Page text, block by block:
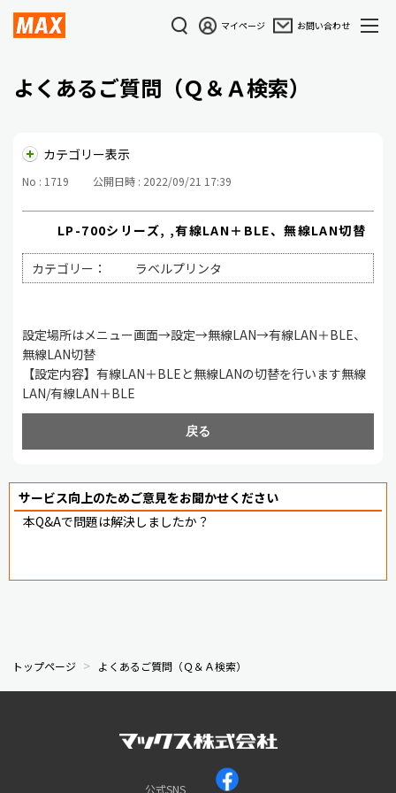
マイページ お問い合わせ
よくあるご質問（Ｑ＆Ａ検索）
カテゴリー表示
No : 1719 公開日時 : 2022/09/21 17:39
LP-700シリーズ, ,有線LAN＋BLE、無線LAN切替
カテゴリー： ラベルプリンタ
設定場所はメニュー画面→設定→無線LAN→有線LAN＋BLE、
無線LAN切替
【設定内容】有線LAN＋BLEと無線LANの切替を行います無線
LAN/有線LAN＋BLE
戻る
サービス向上のためご意見をお聞かせください
本Q&Aで問題は解決しましたか？
トップページ よくあるご質問（Ｑ＆Ａ検索）
公式SNS